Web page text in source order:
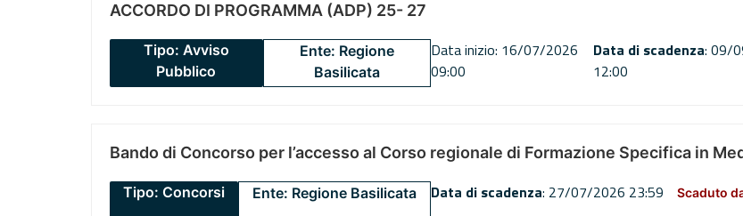
ACCORDO DI PROGRAMMA (ADP) 25- 27
Tipo: Avviso
Pubblico
Ente: Regione
Basilicata
Data inizio: 16/07/2026
09:00
Data di scadenza: 09/
12:00
Bando di Concorso per l’accesso al Corso regionale di Formazione Specifica in
Tipo: Concorsi Ente: Regione Basilicata Data di scadenza: 27/07/2026 23:59 Scaduto